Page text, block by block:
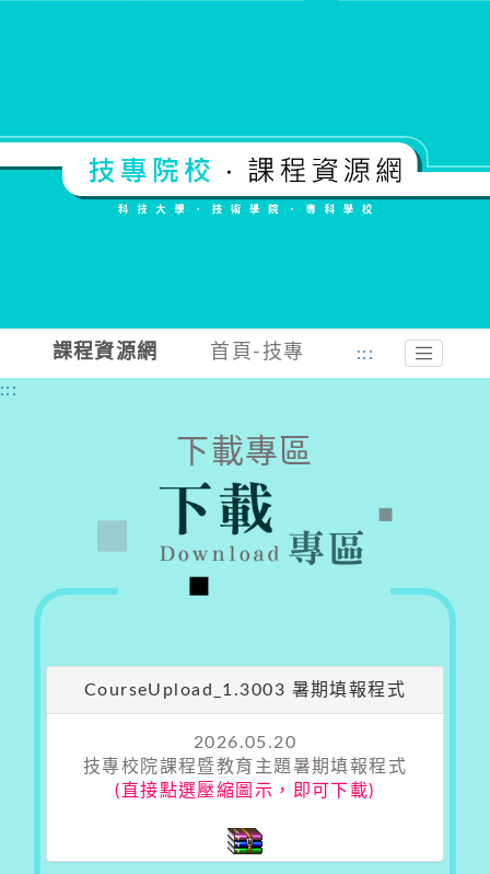
課程資源網 首頁-技專 :::
:::
下載專區
CourseUpload_1.3003 暑期填報程式
2026.05.20
技專校院課程暨教育主題暑期填報程式
(直接點選壓縮圖示，即可下載)